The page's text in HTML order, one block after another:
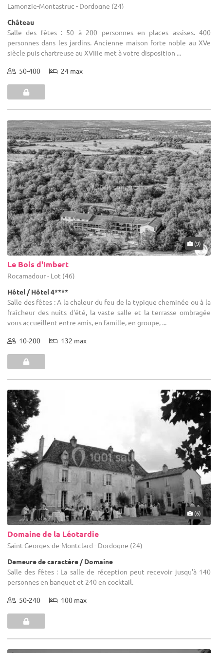
Lamonzie-Montastruc - Dordogne (24)
Château
Salle des fêtes : 50 à 200 personnes en places assises. 400
personnes dans les jardins. Ancienne maison forte noble au XVe
siècle puis chartreuse au XVIIIe met à votre disposition ...
50-400 24 max
(9)
Le Bois d'Imbert
Rocamadour - Lot (46)
Hôtel / Hôtel 4****
Salle des fêtes : A la chaleur du feu de la typique cheminée ou à la
fraîcheur des nuits d'été, la vaste salle et la terrasse ombragée
vous accueillent entre amis, en famille, en groupe, ...
10-200 132 max
(6)
Domaine de la Léotardie
Saint-Georges-de-Montclard - Dordogne (24)
Demeure de caractère / Domaine
Salle des fêtes : La salle de réception peut recevoir jusqu'à 140
personnes en banquet et 240 en cocktail.
50-240 100 max